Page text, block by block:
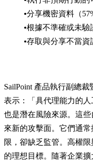
分享機密資料（
根據不準確或未驗
存取與分享不當資
SailPoint 產品執行副總裁
表示：「具代理能力的
也是潛在風險來源。這
來新的攻擊面。它們通
限，卻缺乏監管。高權
的理想目標。隨著企業